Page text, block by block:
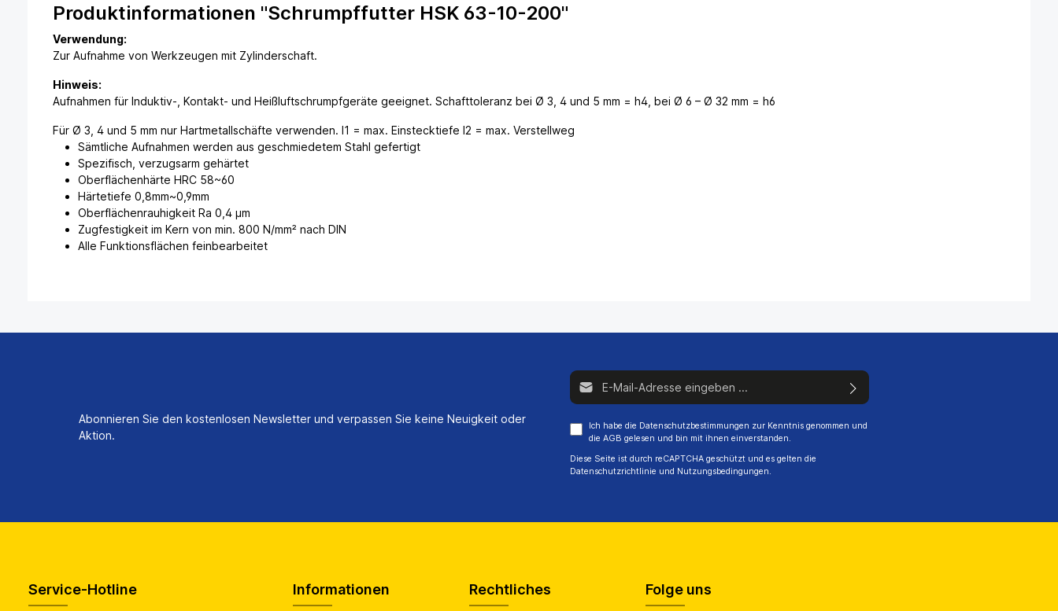
Produktinformationen "Schrumpffutter HSK 63-10-200"
Verwendung:
Zur Aufnahme von Werkzeugen mit Zylinderschaft.
Hinweis:
Aufnahmen für Induktiv-, Kontakt- und Heißluftschrumpfgeräte geeignet. Schafttoleranz bei Ø 3, 4 und 5 mm = h4, bei Ø 6 – Ø 32 mm = h6
Für Ø 3, 4 und 5 mm nur Hartmetallschäfte verwenden. l1 = max. Einstecktiefe l2 = max. Verstellweg
Sämtliche Aufnahmen werden aus geschmiedetem Stahl gefertigt
Spezifisch, verzugsarm gehärtet
Oberflächenhärte HRC 58~60
Härtetiefe 0,8mm~0,9mm
Oberflächenrauhigkeit Ra 0,4 µm
Zugfestigkeit im Kern von min. 800 N/mm² nach DIN
Alle Funktionsflächen feinbearbeitet
Abonnieren Sie den kostenlosen Newsletter und verpassen Sie keine Neuigkeit oder
Aktion.
E-Mail-Adresse*
Ich habe die Datenschutzbestimmungen zur Kenntnis genommen und
die AGB gelesen und bin mit ihnen einverstanden.
Diese Seite ist durch reCAPTCHA geschützt und es gelten die
Datenschutzrichtlinie und Nutzungsbedingungen.
Folge uns
Service-Hotline Informationen Rechtliches